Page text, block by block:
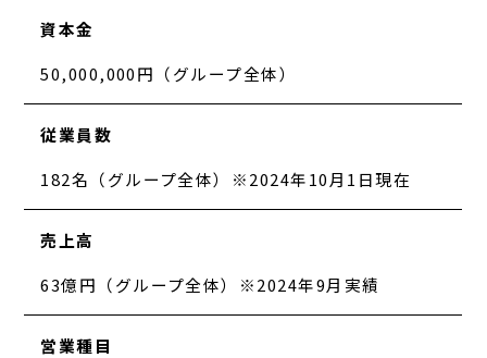
資本金
50,000,000円（グループ全体）
従業員数
182名（グループ全体）※2024年10月1日現在
売上高
63億円（グループ全体）※2024年9月実績
営業種目